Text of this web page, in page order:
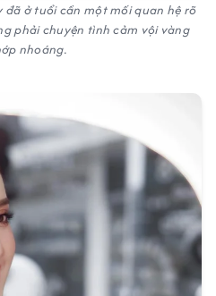
đã ở tuổi cần một mối quan hệ rõ
phải chuyện tình cảm vội vàng
nhoáng.